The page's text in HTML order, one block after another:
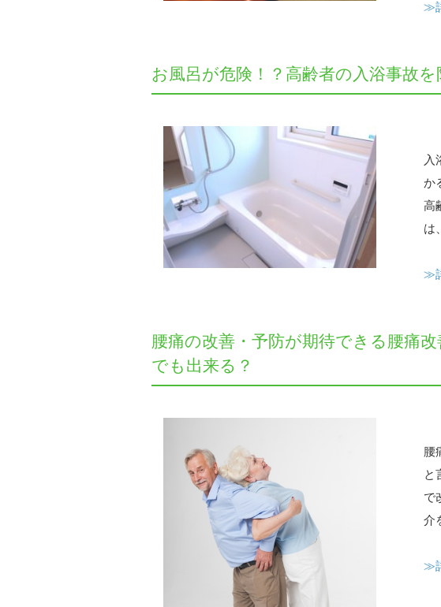
≫
お風呂が危険！？高齢者の入浴事故
入
か
高
は
≫
腰痛の改善・予防が期待できる腰痛
でも出来る？
腰
と
で
介
≫